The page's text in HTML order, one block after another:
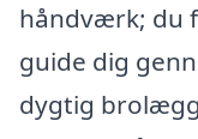
håndværk; du
guide dig
dygtig